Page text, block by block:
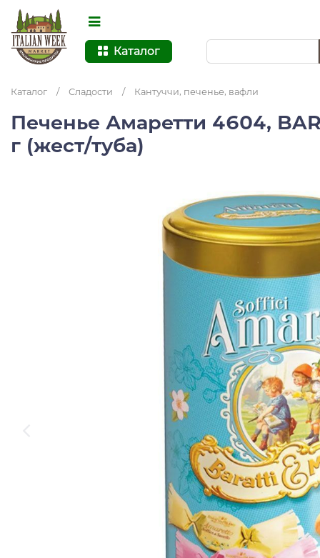
Каталог
Каталог / Сладости / Кантуччи, печенье, вафли
Печенье Амаретти 4604,
г (жест/туба)